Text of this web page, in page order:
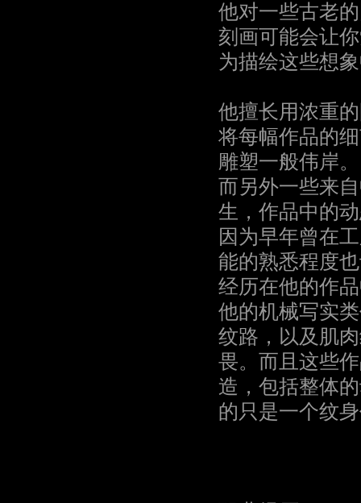
他对一些古老
刻画可能会让
为描绘这些想
他擅长用浓重
将每幅作品的
雕塑一般伟岸。
而另外一些来
生，作品中的
因为早年曾在
能的熟悉程度
经历在他的作
他的机械写实
纹路，以及肌
畏。而且这些
造，包括整体
的只是一个纹